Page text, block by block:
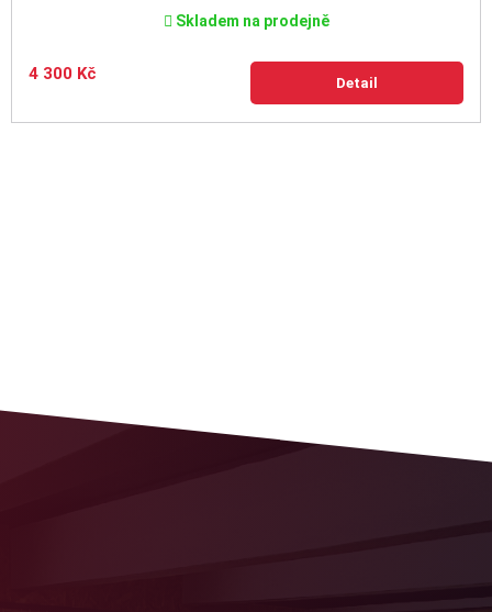
Skladem na prodejně
4 300 Kč Detail